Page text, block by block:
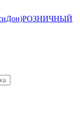
РОЗНИЧНЫЙ